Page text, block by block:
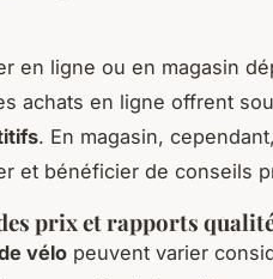
en ligne ou en magasin
achats en ligne offrent
. En magasin,
et bénéficier de conseils
prix et rapports
vélo peuvent varier